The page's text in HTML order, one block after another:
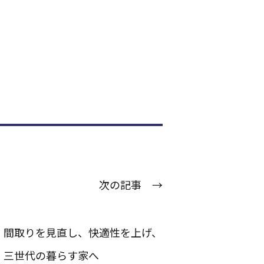
次の記事 →
間取りを見直し、快適性を上げ、
三世代の暮らす家へ